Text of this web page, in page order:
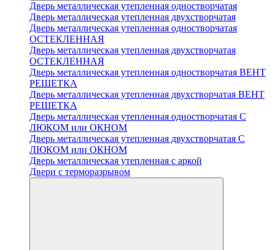
Дверь металлическая утепленная одностворчатая
Дверь металлическая утепленная двухстворчатая
Дверь металлическая утепленная одностворчатая
ОСТЕКЛЕННАЯ
Дверь металлическая утепленная двухстворчатая
ОСТЕКЛЕННАЯ
Дверь металлическая утепленная одностворчатая ВЕНТ
РЕШЕТКА
Дверь металлическая утепленная двухстворчатая ВЕНТ
РЕШЕТКА
Дверь металлическая утепленная одностворчатая С
ЛЮКОМ или ОКНОМ
Дверь металлическая утепленная двухстворчатая С
ЛЮКОМ или ОКНОМ
Дверь металлическая утепленная с аркой
Двери с терморазрывом